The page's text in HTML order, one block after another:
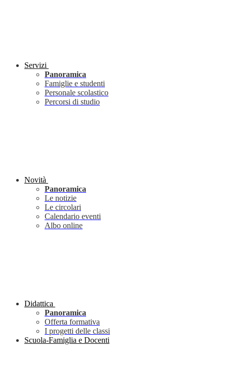
Servizi
Panoramica
Famiglie e studenti
Personale scolastico
Percorsi di studio
Novità
Panoramica
Le notizie
Le circolari
Calendario eventi
Albo online
Didattica
Panoramica
Offerta formativa
I progetti delle classi
Scuola-Famiglia e Docenti